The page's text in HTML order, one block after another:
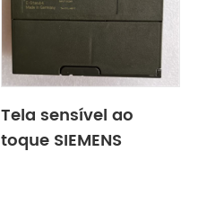
Tela sensível ao
toque SIEMENS